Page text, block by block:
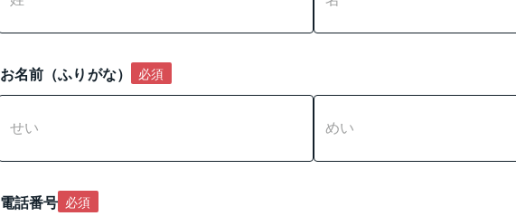
お名前（ふりがな） 必須
電話番号 必須